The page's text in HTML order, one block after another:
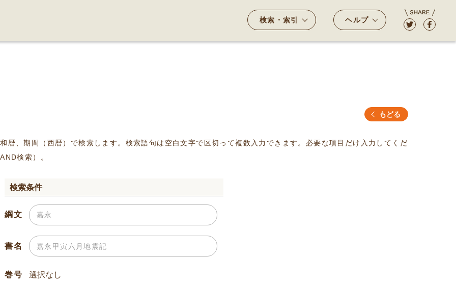
検索・索引 ヘルプ
もどる
暦、期間（西暦）で検索します。検索語句は空白文字で区切って複数入力できます。必要な項目だけ入力してくだ
検索）。
検索条件
綱文
書名
巻号